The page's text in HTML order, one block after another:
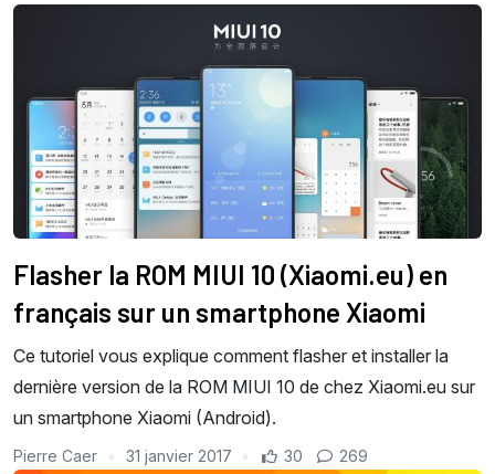
Flasher la ROM MIUI 10 (Xiaomi.eu) en
français sur un smartphone Xiaomi
Ce tutoriel vous explique comment flasher et installer la
dernière version de la ROM MIUI 10 de chez Xiaomi.eu sur
un smartphone Xiaomi (Android).
Pierre Caer 31 janvier 2017 30 269